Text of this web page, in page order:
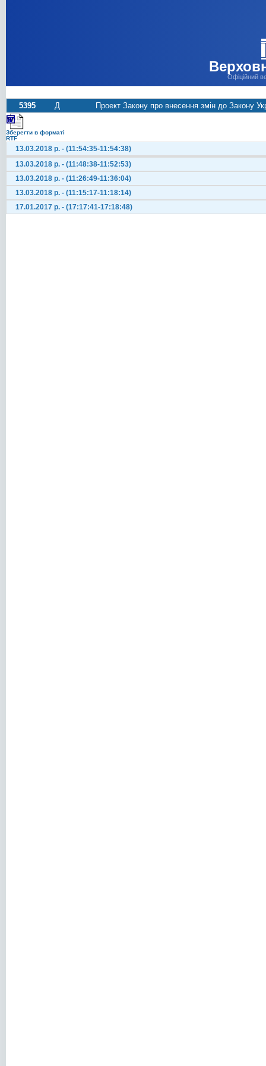
Офіційний
5395 Д Проект Закону про внесення змін до Закону
Зберегти в форматі
RTF
13.03.2018 р. - (11:54:35-11:54:38)
13.03.2018 р. - (11:48:38-11:52:53)
13.03.2018 р. - (11:26:49-11:36:04)
13.03.2018 р. - (11:15:17-11:18:14)
17.01.2017 р. - (17:17:41-17:18:48)